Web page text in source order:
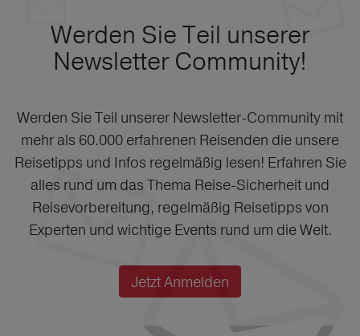
Werden Sie Teil unserer
Newsletter Community!
Werden Sie Teil unserer Newsletter-Community mit
mehr als 60.000 erfahrenen Reisenden die unsere
Reisetipps und Infos regelmäßig lesen! Erfahren Sie
alles rund um das Thema Reise-Sicherheit und
Reisevorbereitung, regelmäßig Reisetipps von
Experten und wichtige Events rund um die Welt.
Jetzt Anmelden